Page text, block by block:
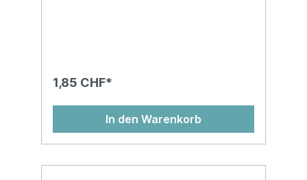
1,85 CHF*
In den Warenkorb